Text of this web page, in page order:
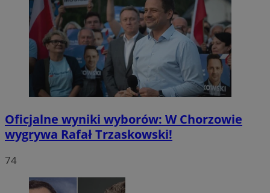
Oficjalne wyniki wyborów: W Chorzowie
wygrywa Rafał Trzaskowski!
74